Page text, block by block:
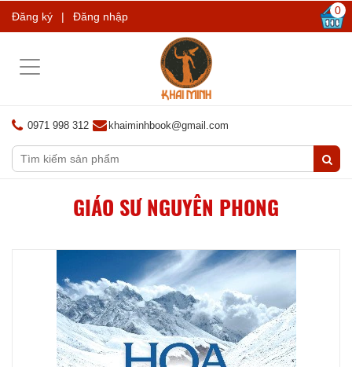
Đăng ký | Đăng nhập 0
Toggle
0971 998 312 khaiminhbook@gmail.com
GIÁO SƯ NGUYÊN PHONG